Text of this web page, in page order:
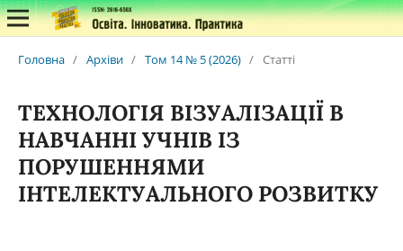
Головна / Архіви / Том 14 № 5 (2026) / Статті
ТЕХНОЛОГІЯ ВІЗУАЛІЗАЦІЇ В
НАВЧАННІ УЧНІВ ІЗ
ПОРУШЕННЯМИ
ІНТЕЛЕКТУАЛЬНОГО РОЗВИТКУ